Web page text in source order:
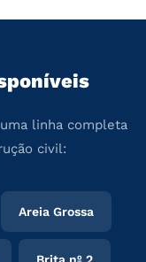
linha completa
civil:
Areia Grossa
Brita nº 2